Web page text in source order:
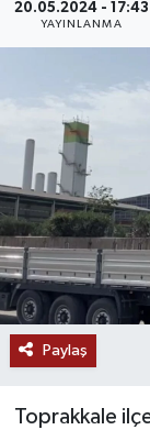
20.05.2024 - 17:43
YAYINLANMA
Paylaş
Toprakkale
Eğitim
Genel
Gündem
Haberde
Kültür